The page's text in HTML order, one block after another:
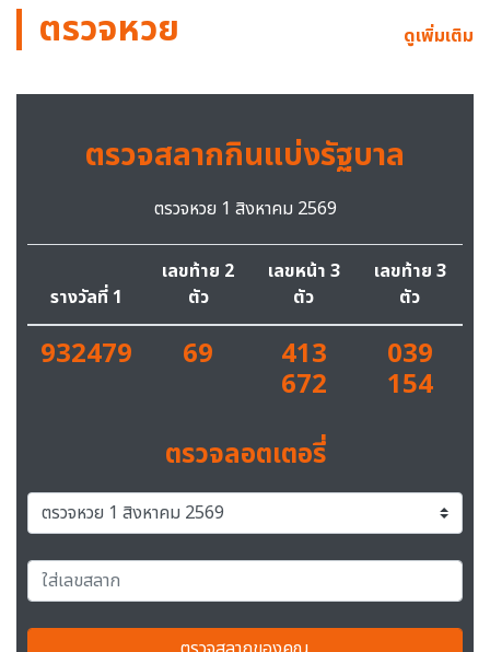
ตรวจหวย ดูเพิ่มเติม
ตรวจสลากกินแบ่งรัฐบาล
ตรวจหวย 1 สิงหาคม 2569
รางวัลที่ 1
เลขท้าย 2
ตัว
เลขหน้า 3
ตัว
เลขท้าย 3
ตัว
932479 69 413
672
039
154
ตรวจลอตเตอรี่